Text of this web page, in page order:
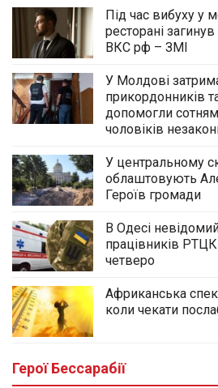
Під час вибуху у
ресторані
ВКС рф – ЗМІ
У Молдові
прикордонників
допомогли
чоловіків
У центральному
облаштовують
Героїв громади
В Одесі
працівників
четверо
Африканська
коли чекати
Герої Бессарабії
У центральному сквері
облаштовують Алею Слави
Героїв громади
03.08.2026